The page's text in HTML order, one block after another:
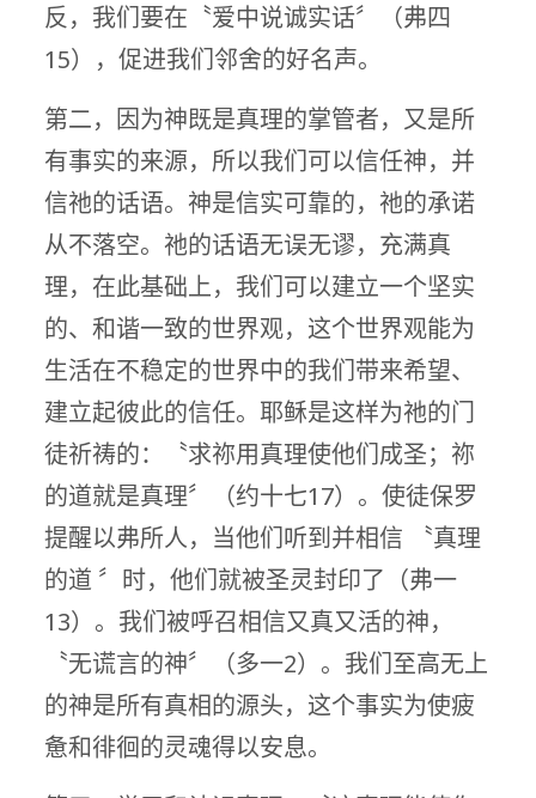
反，我们要在〝爱中说诚实话〞（弗四
15），促进我们邻舍的好名声。
第二，因为神既是真理的掌管者，又是所
有事实的来源，所以我们可以信任神，并
信祂的话语。神是信实可靠的，祂的承诺
从不落空。祂的话语无误无谬，充满真
理，在此基础上，我们可以建立一个坚实
的、和谐一致的世界观，这个世界观能为
生活在不稳定的世界中的我们带来希望、
建立起彼此的信任。耶稣是这样为祂的门
徒祈祷的：〝求祢用真理使他们成圣；祢
的道就是真理〞（约十七17）。使徒保罗
提醒以弗所人，当他们听到并相信 〝真理
的道 〞时，他们就被圣灵封印了（弗一
13）。我们被呼召相信又真又活的神，
〝无谎言的神〞（多一2）。我们至高无上
的神是所有真相的源头，这个事实为使疲
惫和徘徊的灵魂得以安息。